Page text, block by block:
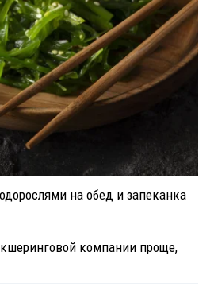
на обед и запеканка
компании проще,